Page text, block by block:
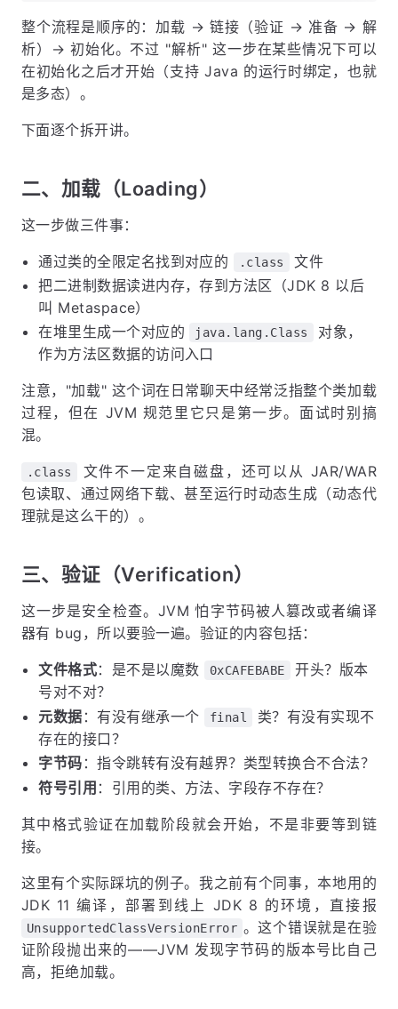
整个流程是顺序的：加载 → 链接（验证 → 准备 → 解
析）→ 初始化。不过 "解析" 这一步在某些情况下可以
在初始化之后才开始（支持 Java 的运行时绑定，也就
是多态）。
下面逐个拆开讲。
二、加载（Loading）
这一步做三件事：
通过类的全限定名找到对应的 .class
文件
把二进制数据读进内存，存到方法区（JDK 8 以后
叫 Metaspace）
在堆里生成一个对应的
java.lang.Class
对象，
作为方法区数据的访问入口
注意，"加载" 这个词在日常聊天中经常泛指整个类加载
过程，但在 JVM 规范里它只是第一步。面试时别搞
混。
.class
文件不一定来自磁盘，还可以从 JAR/WAR
包读取、通过网络下载、甚至运行时动态生成（动态代
理就是这么干的）。
三、验证（Verification）
这一步是安全检查。JVM 怕字节码被人篡改或者编译
器有 bug，所以要验一遍。验证的内容包括：
文件格式：是不是以魔数 0xCAFEBABE
开头？版本
号对不对？
元数据 ：有没有继承一个 final
类？有没有实现不
存在的接口？
字节码 ：指令跳转有没有越界？类型转换合不合法？
符号引用 ：引用的类、方法、字段存不存在？
其中格式验证在加载阶段就会开始，不是非要等到链
接。
这里有个实际踩坑的例子。我之前有个同事，本地用的
JDK 11 编译，部署到线上 JDK 8 的环境，直接报
UnsupportedClassVersionError 。这个错误就是在验
证阶段抛出来的——JVM 发现字节码的版本号比自己
高，拒绝加载。